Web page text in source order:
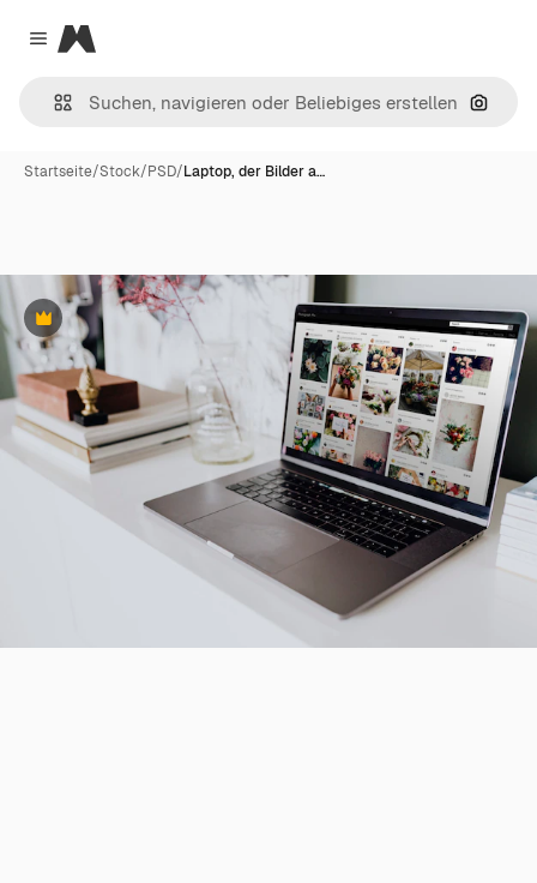
Close menu
Magnific
Nach
Startseite/Stock/PSD/Laptop, der Bilder a…
Premium